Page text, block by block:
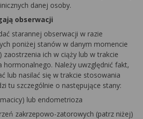
danej osoby.
obserwacji
starannej obserwacji w razie
poniżej stanów w danym momencie
zaostrzenia ich w ciąży lub w trakcie
hormonalnego. Należy uwzględnić fakt,
lub nasilać się w trakcie stosowania
tu szczególnie o następujące stany:
lub endometrioza
zakrzepowo-zatorowych (patrz niżej)